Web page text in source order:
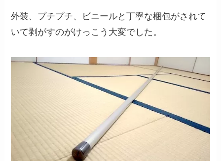
外装、プチプチ、ビニールと丁寧な梱包がされて
いて剥がすのがけっこう大変でした。